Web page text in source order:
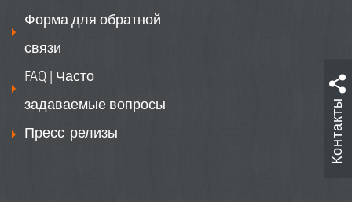
Форма для обратной
связи
FAQ | Часто
задаваемые вопросы
Пресс-релизы
Контакты